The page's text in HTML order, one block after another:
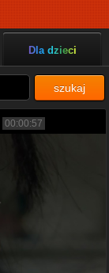
Dla dzieci
szukaj
00:00:57